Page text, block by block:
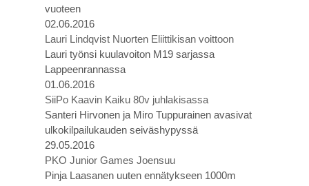
vuoteen
02.06.2016
Lauri Lindqvist Nuorten Eliittikisan voittoon
Lauri työnsi kuulavoiton M19 sarjassa
Lappeenrannassa
01.06.2016
SiiPo Kaavin Kaiku 80v juhlakisassa
Santeri Hirvonen ja Miro Tuppurainen avasivat
ulkokilpailukauden seiväshypyssä
29.05.2016
PKO Junior Games Joensuu
Pinja Laasanen uuten ennätykseen 1000m